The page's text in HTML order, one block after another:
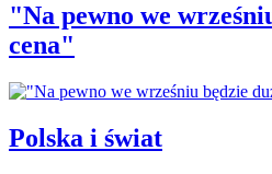
"Na pewno we
cena"
Polska i świat